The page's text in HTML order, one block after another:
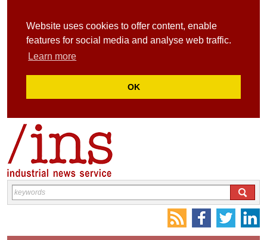
Website uses cookies to offer content, enable
features for social media and analyse web traffic.
Learn more
OK